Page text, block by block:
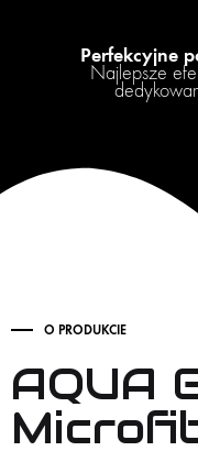
Perfekcyjne
Najlepsze
O PRODUKCIE
AQUA